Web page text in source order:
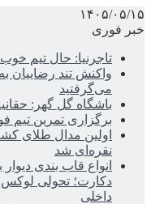
۱۴۰۵/۰۵/۱۵
خبر فوری
تاجرنیا: حال تیم
واکنش تند رضاییان
می‌گرفتید
باشگاه گل گهر:
برگزاری تمرین تیم
اولین مدال طلای
نقره‌ای شد
انواع قاب بندی
دکارت؛ تحولی
داخلی